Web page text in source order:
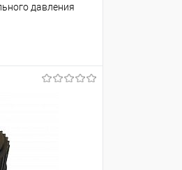
давления
В наличии